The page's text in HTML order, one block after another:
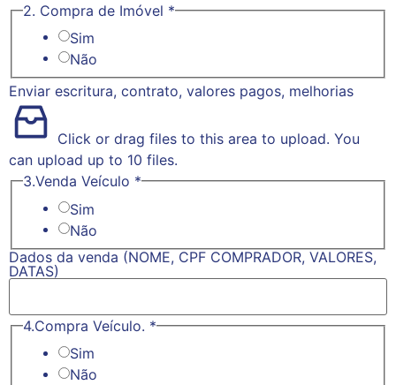
2. Compra de Imóvel *
Sim
Não
Enviar escritura, contrato, valores pagos, melhorias
Click or drag files to this area to upload. You
can upload up to 10 files.
3.Venda Veículo *
Sim
Não
8.
senha
5.
Dados da venda (NOME, CPF COMPRADOR, VALORES,
DATAS)
4.Compra Veículo. *
Sim
Não